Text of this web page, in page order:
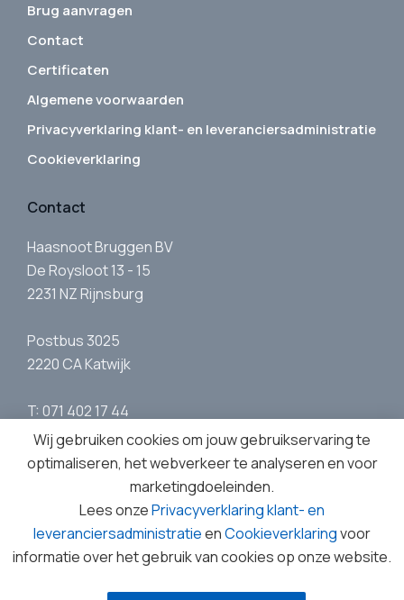
Brug aanvragen
Contact
Certificaten
Algemene voorwaarden
Privacyverklaring klant- en leveranciersadministratie
Cookieverklaring
Contact
Haasnoot Bruggen BV
De Roysloot 13 - 15
2231 NZ Rijnsburg
Postbus 3025
2220 CA Katwijk
T: 071 402 17 44
E:info@haasnootbruggen.nl
Wat u doet Wat wij doen Bruggen
Nieuws
Contact
Werken bij Ons verhaal
© 1962 - 2026 Haasnoot Bruggen BV
Wij gebruiken cookies om jouw gebruikservaring te
optimaliseren, het webverkeer te analyseren en voor
marketingdoeleinden.
Lees onzePrivacyverklaring klant- en
leveranciersadministratieenCookieverklaringvoor
informatie over het gebruik van cookies op onze website.